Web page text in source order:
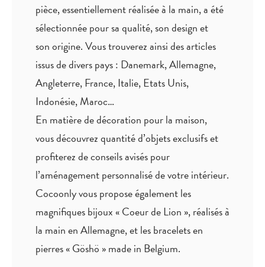
pièce,essentiellement réalisée à la main, a été
sélectionnée pour sa qualité, son design et
son origine. Vous trouverez ainsi des articles
issus de divers pays : Danemark, Allemagne,
Angleterre, France, Italie, Etats Unis,
Indonésie, Maroc…
En matière de décoration pour la maison,
vous découvrez quantitéd’objets exclusifset
profiterez deconseils aviséspour
l’aménagement personnalisé de votre intérieur.
Cocoonly vous propose également les
magnifiques bijoux « Coeur de Lion », réalisés à
la main en Allemagne, et les bracelets en
pierres « Göshö » made in Belgium.